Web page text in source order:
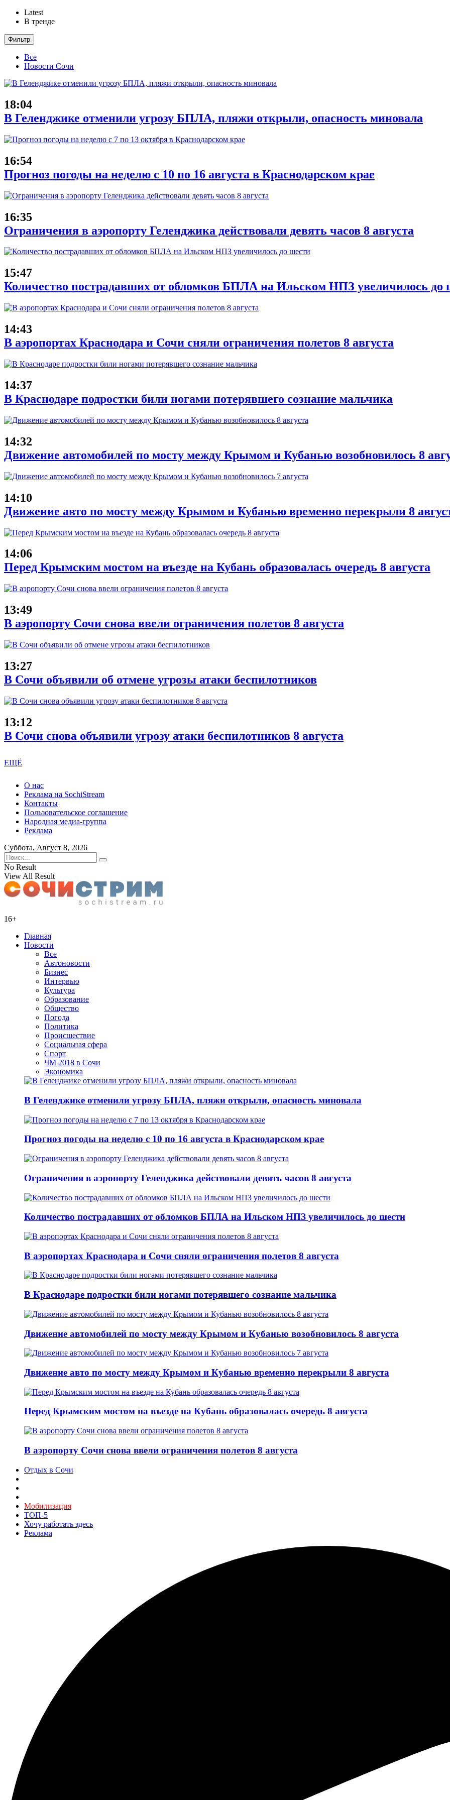
Latest
В тренде
Фильтр
Все
Новости Сочи
18:04
В Геленджике отменили угрозу БПЛА, пляжи открыли, опасность миновала
16:54
Прогноз погоды на неделю с 10 по 16 августа в Краснодарском крае
16:35
Ограничения в аэропорту Геленджика действовали девять часов 8 августа
15:47
Количество пострадавших от обломков БПЛА на Ильском НПЗ увеличилось до
14:43
В аэропортах Краснодара и Сочи сняли ограничения полетов 8 августа
14:37
В Краснодаре подростки били ногами потерявшего сознание мальчика
14:32
Движение автомобилей по мосту между Крымом и Кубанью возобновилось 8
14:10
Движение авто по мосту между Крымом и Кубанью временно перекрыли 8
14:06
Перед Крымским мостом на въезде на Кубань образовалась очередь 8 августа
13:49
В аэропорту Сочи снова ввели ограничения полетов 8 августа
13:27
В Сочи объявили об отмене угрозы атаки беспилотников
13:12
В Сочи снова объявили угрозу атаки беспилотников 8 августа
ЕЩЁ
О нас
Реклама на SochiStream
Контакты
Пользовательское соглашение
Народная медиа-группа
Реклама
Суббота, Август 8, 2026
No Result
View All Result
16+
Главная
Новости
Все
Автоновости
Бизнес
Интервью
Культура
Образование
Общество
Погода
Политика
Происшествие
Социальная сфера
Спорт
ЧМ 2018 в Сочи
Экономика
В Геленджике отменили угрозу БПЛА, пляжи открыли, опасность миновала
Прогноз погоды на неделю с 10 по 16 августа в Краснодарском крае
Ограничения в аэропорту Геленджика действовали девять часов 8 августа
Количество пострадавших от обломков БПЛА на Ильском НПЗ увеличилось до шести
В аэропортах Краснодара и Сочи сняли ограничения полетов 8 августа
В Краснодаре подростки били ногами потерявшего сознание мальчика
Движение автомобилей по мосту между Крымом и Кубанью возобновилось 8 августа
Движение авто по мосту между Крымом и Кубанью временно перекрыли 8 августа
Перед Крымским мостом на въезде на Кубань образовалась очередь 8 августа
В аэропорту Сочи снова ввели ограничения полетов 8 августа
Отдых в Сочи
Мобилизация
ТОП-5
Хочу работать здесь
Реклама